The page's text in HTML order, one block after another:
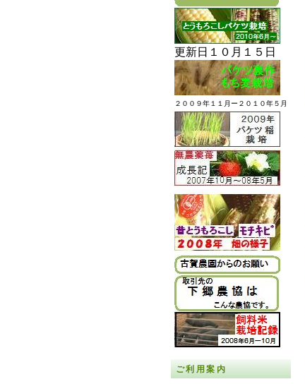
更新日１０月１５日
２００９年１１月ー２０１０年５月
ご利用案内